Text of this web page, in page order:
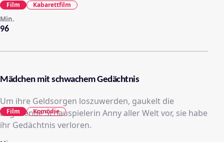
96
Min.
Film Kabarettfilm
Mädchen mit schwachem Gedächtnis
Um ihre Geldsorgen loszuwerden, gaukelt die
angehende Schauspielerin Anny aller Welt vor, sie habe
ihr Gedächtnis verloren.
Film Komödie